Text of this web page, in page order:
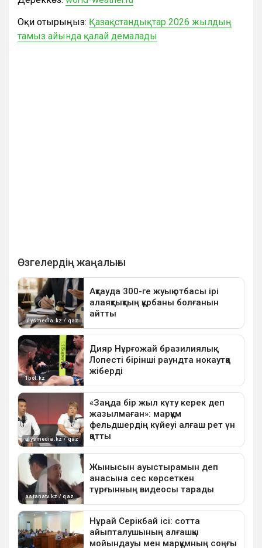
Оқи отырыңыз: Қазақстандықтар 2026 жылдың
тамыз айында қалай демалады